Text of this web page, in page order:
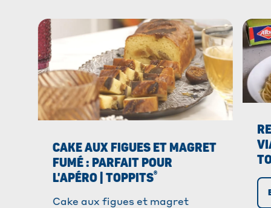
CAKE AUX FIGUES ET MAGRET
FUMÉ : PARFAIT POUR
L'APÉRO | TOPPITS®
Cake aux figues et magret